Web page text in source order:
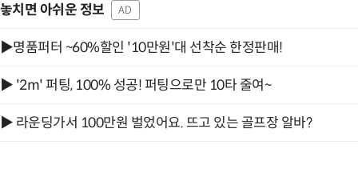
놓치면 아쉬운 정보 AD
▶명품퍼터 ~60%할인 '10만원'대 선착순 한정판매!
▶ '2m' 퍼팅, 100% 성공! 퍼팅으로만 10타 줄여~
▶ 라운딩가서 100만원 벌었어요. 뜨고 있는 골프장 알바?